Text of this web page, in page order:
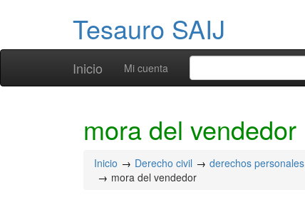
Tesauro SAIJ
Inicio Mi cuenta
mora del vendedor
Inicio Derecho civil derechos personales
mora del vendedor